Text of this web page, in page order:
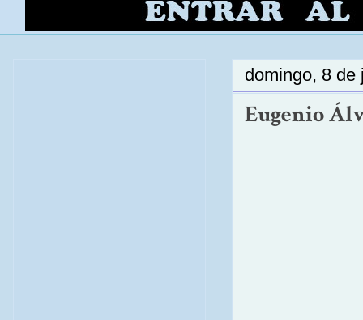
domingo, 8 de
Eugenio